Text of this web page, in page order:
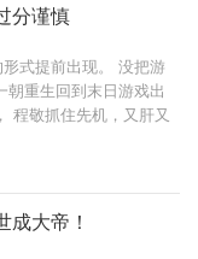
分谨慎
式提前出现。 没把游
重生回到末日游戏出
程敬抓住先机，又肝又
慎。
大帝！